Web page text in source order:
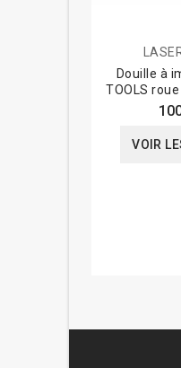
Douille à
TOOLS
VOIR